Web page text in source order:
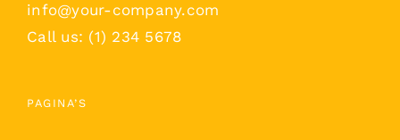
info@your-company.com
Call us: (1) 234 5678
PAGINA’S